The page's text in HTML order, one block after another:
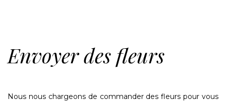
Envoyer des fleurs
Nous nous chargeons de commander des fleurs pour vous